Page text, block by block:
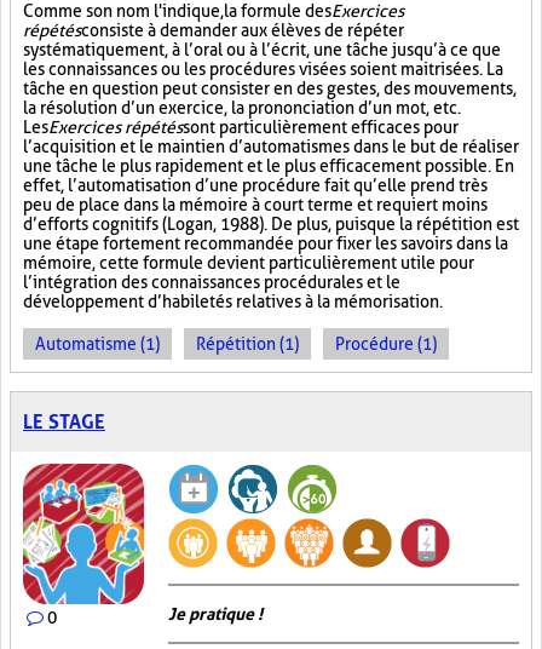
Comme son nom l'indique, la formule desExercices
répétésconsiste à demander aux élèves de répéter
systématiquement, à l’oral ou à l’écrit, une tâche jusqu’à ce que
les connaissances ou les procédures visées soient maitrisées. La
tâche en question peut consister en des gestes, des mouvements,
la résolution d’un exercice, la prononciation d’un mot, etc.
LesExercices répétéssont particulièrement efficaces pour
l’acquisition et le maintien d’automatismes dans le but de réaliser
une tâche le plus rapidement et le plus efficacement possible. En
effet, l’automatisation d’une procédure fait qu’elle prend très
peu de place dans la mémoire à court terme et requiert moins
d’efforts cognitifs (Logan, 1988). De plus, puisque la répétition est
une étape fortement recommandée pour fixer les savoirs dans la
mémoire, cette formule devient particulièrement utile pour
l’intégration des connaissances procédurales et le
développement d’habiletés relatives à la mémorisation.
Automatisme (1) Répétition (1) Procédure (1)
LE STAGE
0 Je pratique !